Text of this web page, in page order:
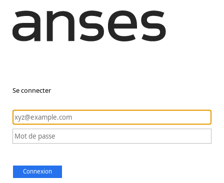
Se connecter
Connexion